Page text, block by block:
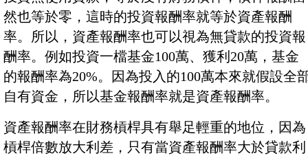
然也等於零，這時的投資報酬率就等於資產報酬
率。所以，資產報酬率也可以視為無貸款的投資報
酬率。例如投資一檔基金100萬、獲利20萬，基金
的報酬率為20%。因為投入的100萬本來就假設全
自有資金，所以基金報酬率就是資產報酬率。
資產報酬率在財務槓桿具有舉足輕重的地位，因為
槓桿倍數放大利差，只有當資產報酬率大於貸款利